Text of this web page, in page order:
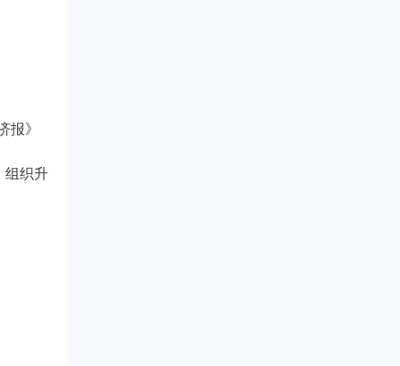
报》
组织升